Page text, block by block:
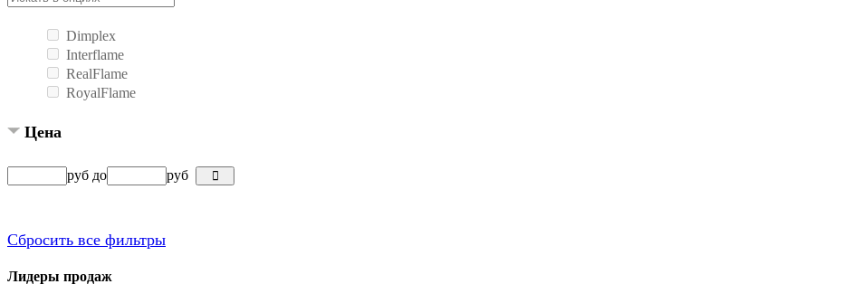
Dimplex
Interflame
RealFlame
RoyalFlame
Цена
руб до руб
Сбросить все фильтры
Лидеры продаж